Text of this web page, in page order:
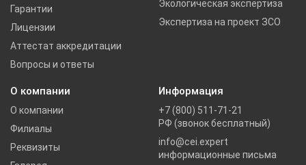
Гарантии
Лицензии
Аттестат аккредитации
Вопросы и ответы
Экологическая экспертиза
Экспертиза на проект ЗСО
О компании
О компании
Филиалы
Реквизиты
Информация
+7 (800) 511-71-21
РФ (звонок бесплатный)
info@cei.expert
информационные письма